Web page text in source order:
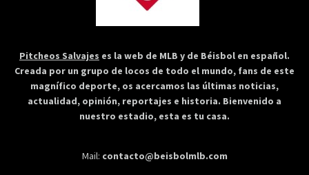
Pitcheos Salvajes es la web de MLB y de Béisbol en español.
Creada por un grupo de locos de todo el mundo, fans de este
magnífico deporte, os acercamos las últimas noticias,
actualidad, opinión, reportajes e historia. Bienvenido a
nuestro estadio, esta es tu casa.
Mail: contacto@beisbolmlb.com